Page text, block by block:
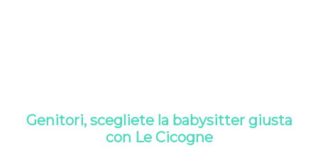
Genitori, scegliete la babysitter giusta
con Le Cicogne